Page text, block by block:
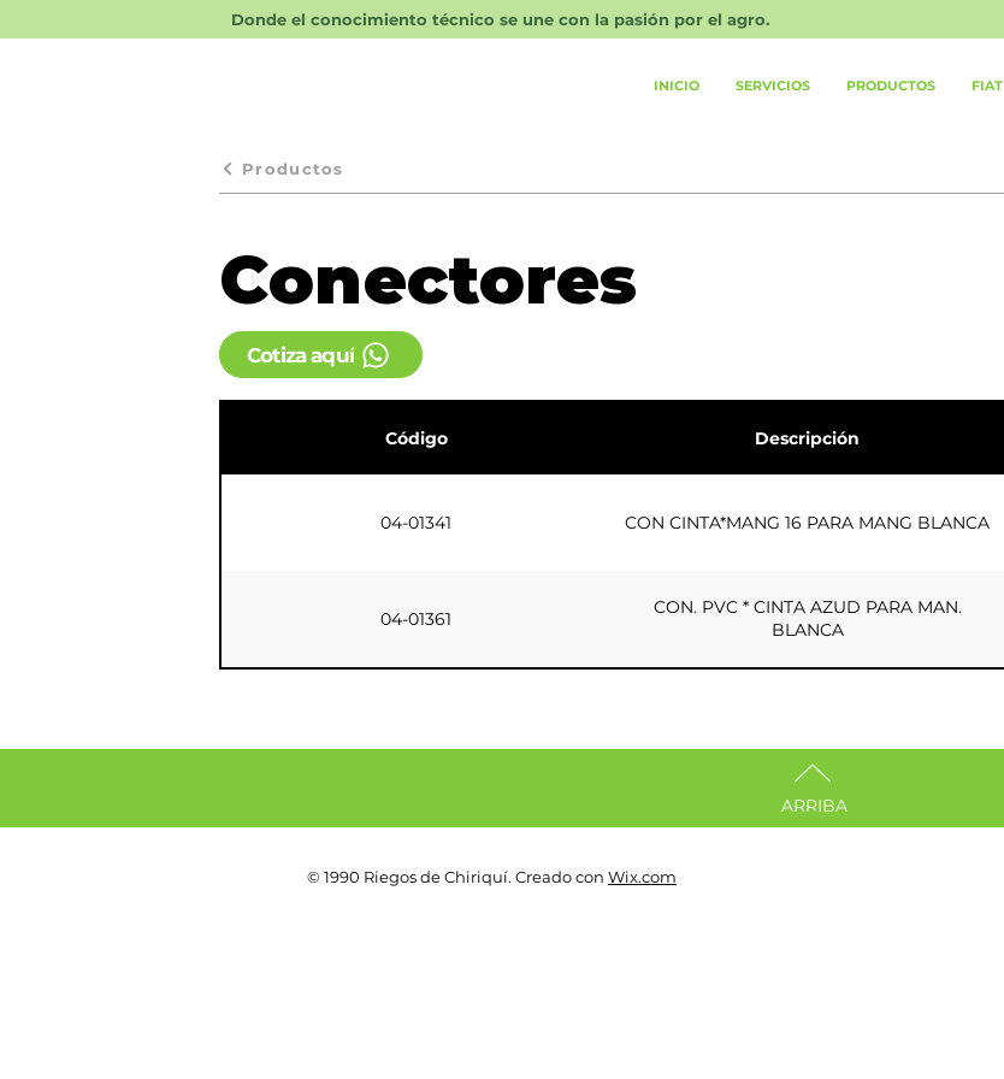
Donde el conocimiento técnico se une con la pasión por el agro.
INICIO SERVICIOS PRODUCTOS FIAT
Productos
Conectores
Cotiza aquí
Código Descripción
04-01341 CON CINTA*MANG 16 PARA MANG BLANCA
04-01361
CON. PVC * CINTA AZUD PARA MAN.
BLANCA
ARRIBA
© 1990 Riegos de Chiriquí. Creado con Wix.com